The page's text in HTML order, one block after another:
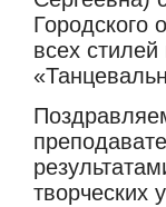
Городского
всех
творческих